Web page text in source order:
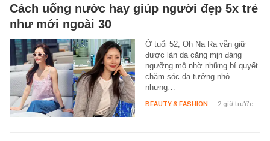
Cách uống nước hay giúp người đẹp 5x trẻ
như mới ngoài 30
Ở tuổi 52, Oh Na Ra vẫn giữ
được làn da căng mịn đáng
ngưỡng mộ nhờ những bí quyết
chăm sóc da tưởng nhỏ
nhưng…
BEAUTY & FASHION - 2 giờ trước